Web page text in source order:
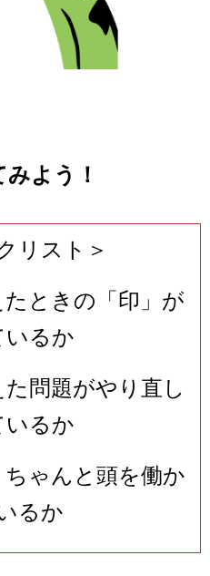
よう！
リスト＞
ときの「印」が
いるか
問題がやり直し
いるか
ゃんと頭を働か
るか